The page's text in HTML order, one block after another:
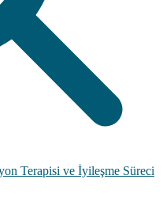
Terapisi ve İyileşme Süreci